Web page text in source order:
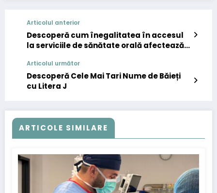
Articolul anterior
Descoperă cum înegalitatea în accesul
la serviciile de sănătate orală afectează
Articolul următor
Descoperă Cele Mai Tari Nume de Băieți
cu Litera J
ARTICOLE SIMILARE